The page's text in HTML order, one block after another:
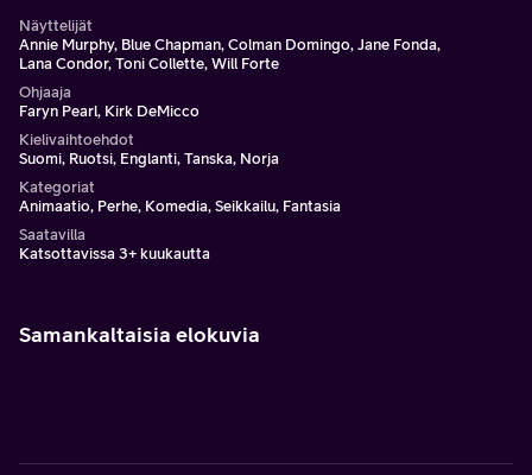
Näyttelijät
Annie Murphy, Blue Chapman, Colman Domingo, Jane Fonda,
Lana Condor, Toni Collette, Will Forte
Ohjaaja
Faryn Pearl, Kirk DeMicco
Kielivaihtoehdot
Suomi, Ruotsi, Englanti, Tanska, Norja
Kategoriat
Animaatio, Perhe, Komedia, Seikkailu, Fantasia
Saatavilla
Katsottavissa 3+ kuukautta
Samankaltaisia elokuvia